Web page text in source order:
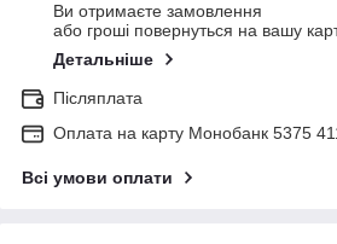
Ви отримаєте замовлення
або гроші повернуться на вашу
Детальніше
Післяплата
Оплата на карту Монобанк 5375
Всі умови оплати